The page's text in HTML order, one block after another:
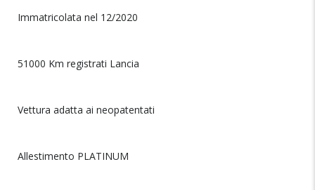
Immatricolata nel 12/2020
51000 Km registrati Lancia
Vettura adatta ai neopatentati
Allestimento PLATINUM